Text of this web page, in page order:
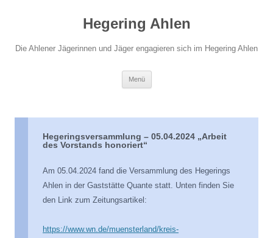
Hegering Ahlen
Die Ahlener Jägerinnen und Jäger engagieren sich im Hegering Ahlen
Menü
Hegeringsversammlung – 05.04.2024 „Arbeit
des Vorstands honoriert“
Am 05.04.2024 fand die Versammlung des Hegerings
Ahlen in der Gaststätte Quante statt. Unten finden Sie
den Link zum Zeitungsartikel:
https://www.wn.de/muensterland/kreis-